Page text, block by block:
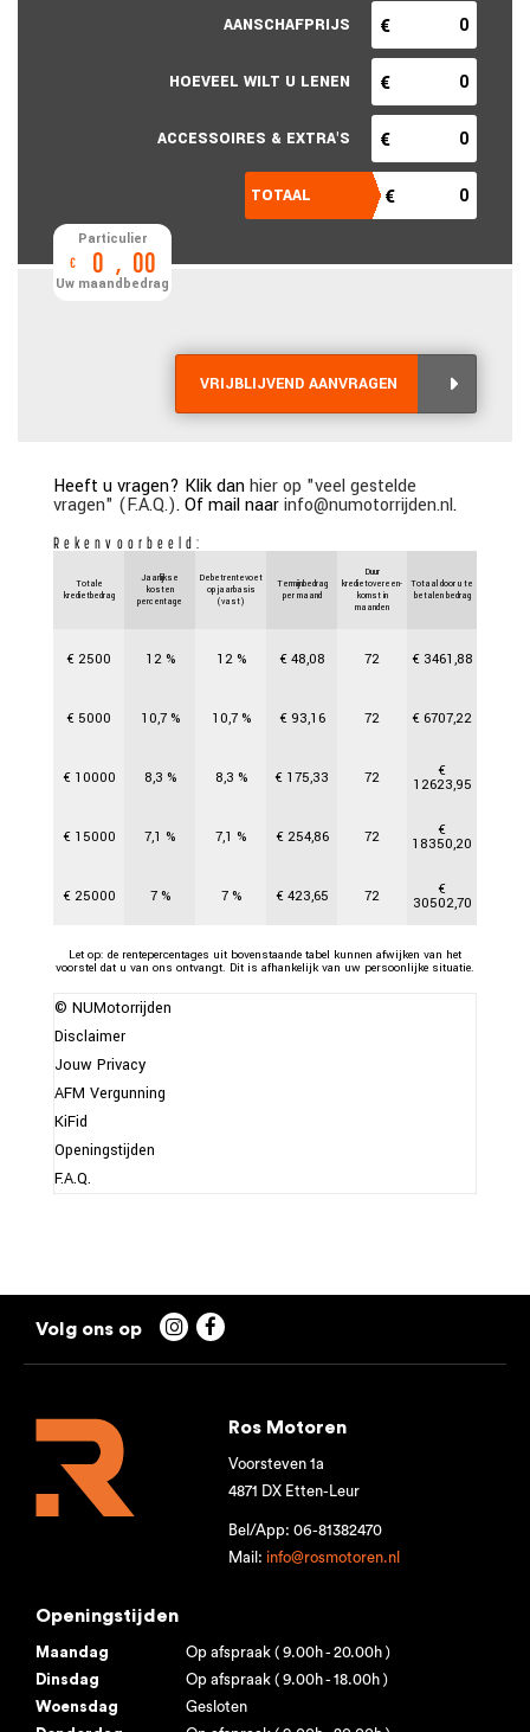
Particulier
€ 0 , 00
Uw maandbedrag
VRIJBLIJVEND AANVRAGEN
Heeft u vragen? Klik danhier op "veel gestelde
vragen" (F.A.Q.). Of mail naarinfo@numotorrijden.nl.
Rekenvoorbeeld:
Totale
kredietbedrag
Jaarlijkse
kosten
percentage
Debetrentevoet
op jaarbasis
(vast)
Termijnbedrag
per maand
Duur
kredietovereen-
komst in
maanden
Totaal door u te
betalen bedrag
€2500 12 % 12 % € 48,08 72 € 3461,88
€ 5000 10,7 % 10,7 % € 93,16 72 €6707,22
€ 10000 8,3 % 8,3 % € 175,33 72 €
12623,95
€ 15000 7,1 % 7,1 % € 254,86 72 €
18350,20
€ 25000 7 % 7 % € 423,65 72 €
30502,70
Let op: de rentepercentages uit bovenstaande tabel kunnen afwijken van het
voorstel dat u van ons ontvangt. Dit is afhankelijk van uw persoonlijke situatie.
© NUMotorrijden
Disclaimer
Jouw Privacy
AFM Vergunning
KiFid
Openingstijden
F.A.Q.
 
Ros Motoren
Voorsteven 1a
4871 DX Etten-Leur
Bel/App: 06-81382470
Mail: info@rosmotoren.nl
Openingstijden
Maandag
Op afspraak ( 9.00h - 20.00h )
Dinsdag
Op afspraak ( 9.00h - 18.00h )
Woensdag
Gesloten